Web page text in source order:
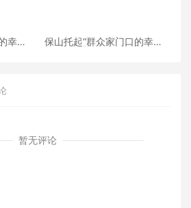
幸
保山托起“群众家门口的幸
暂无评论